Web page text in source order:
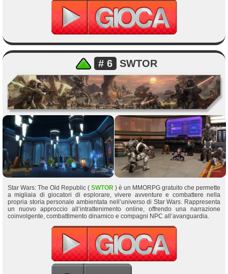
# 6 SWTOR
Star Wars: The Old Republic ( SWTOR ) è un MMORPG gratuito che permette
a migliaia di giocatori di esplorare, vivere avventure e combattere nella
propria storia personale ambientata nell’universo di Star Wars. Rappresenta
un nuovo approccio all’intrattenimento online, offrendo una narrazione
coinvolgente, combattimento dinamico e compagni NPC all’avanguardia.